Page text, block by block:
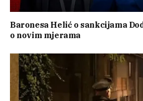
Baronesa Helić o sankcijama
o novim mjerama